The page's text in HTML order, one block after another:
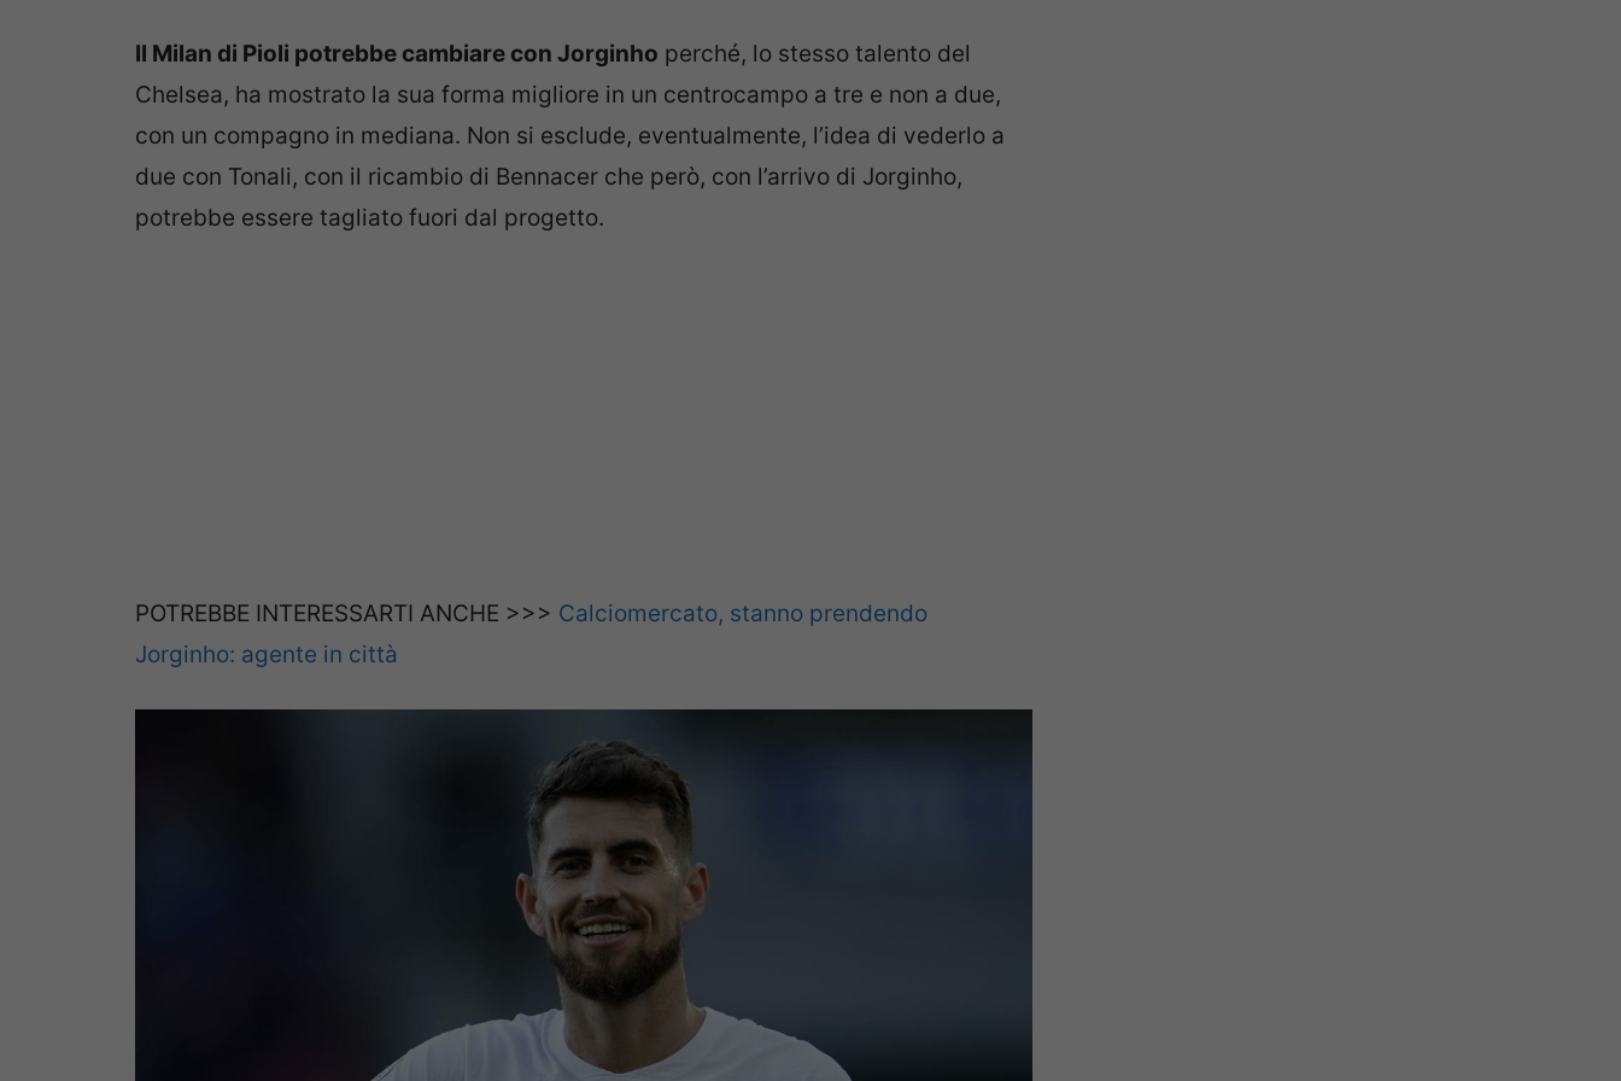
Il Milan di Pioli potrebbe cambiare con Jorginho perché, lo stesso talento del
Chelsea, ha mostrato la sua forma migliore in un centrocampo a tre e non a due,
con un compagno in mediana. Non si esclude, eventualmente, l’idea di vederlo a
due con Tonali, con il ricambio di Bennacer che però, con l’arrivo di Jorginho,
potrebbe essere tagliato fuori dal progetto.
POTREBBE INTERESSARTI ANCHE >>> Calciomercato, stanno prendendo
Jorginho: agente in città